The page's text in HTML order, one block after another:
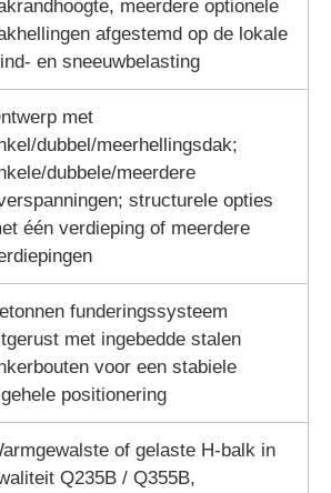
meerdere optionele
afgestemd op de lokale
en sneeuwbelasting
met
dubbel/meerhellingsdak;
dubbele/meerdere
structurele opties
één verdieping of meerdere
funderingssysteem
met ingebedde stalen
voor een stabiele
positionering
of gelaste H-balk in
Q235B / Q355B,